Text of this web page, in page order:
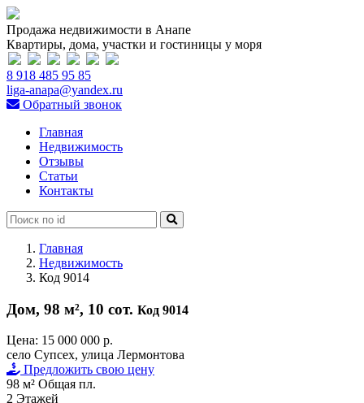
Продажа недвижимости в Анапе
Квартиры, дома, участки и гостиницы у моря
8 918 485 95 85
liga-anapa@yandex.ru
Обратный звонок
Главная
Недвижимость
Отзывы
Статьи
Контакты
Главная
Недвижимость
Код 9014
Дом, 98 м², 10 сот. Код 9014
Цена: 15 000 000 р.
село Супсех, улица Лермонтова
Предложить свою цену
98 м² Общая пл.
2 Этажей